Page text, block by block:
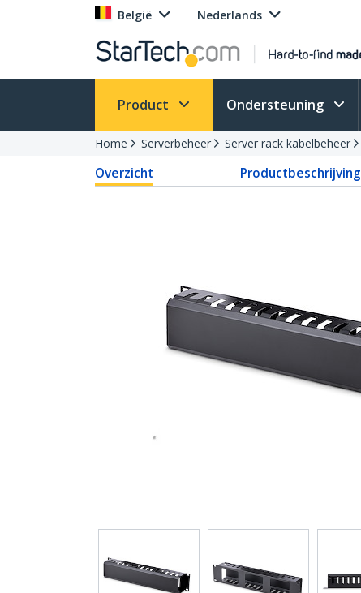
België Nederlands
Product Ondersteuning
Home Serverbeheer Server rack kabelbeheer
Overzicht Productbeschrijving